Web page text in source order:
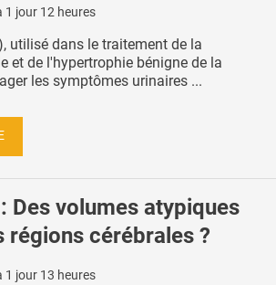
1 jour 12 heures
utilisé dans le traitement de la
et de l'hypertrophie bénigne de la
les symptômes urinaires ...
: Des volumes atypiques
régions cérébrales ?
1 jour 13 heures